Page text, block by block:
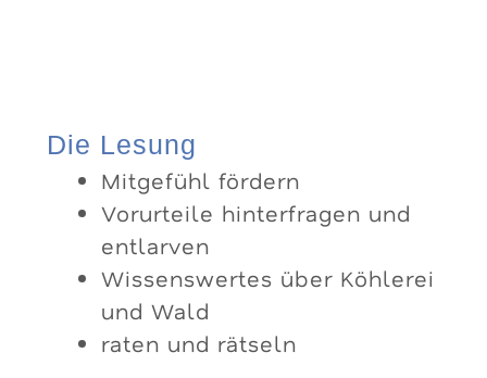
Die Lesung
Mitgefühl fördern
Vorurteile hinterfragen und
entlarven
Wissenswertes über Köhlerei
und Wald
raten und rätseln